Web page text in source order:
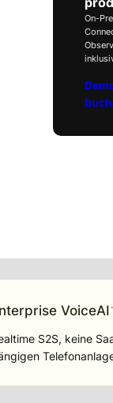
On-
VoiceAI
S2S, keine